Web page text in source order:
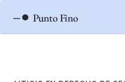
–● Punto Fino